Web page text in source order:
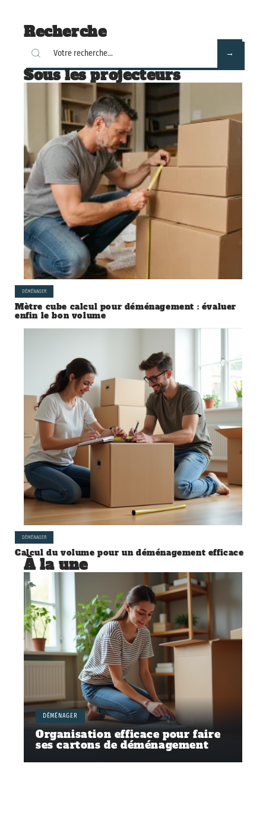
Recherche
Sous les projecteurs
DÉMÉNAGER
Mètre cube calcul pour déménagement : évaluer
enfin le bon volume
DÉMÉNAGER
Calcul du volume pour un déménagement efficace
À la une
DÉMÉNAGER
Organisation efficace pour faire
ses cartons de déménagement